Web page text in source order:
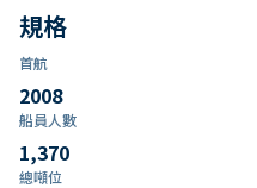
規格
首航
2008
船員人數
1,370
總噸位